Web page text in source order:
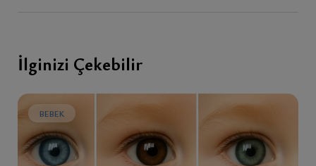
İlginizi Çekebilir
BEBEK